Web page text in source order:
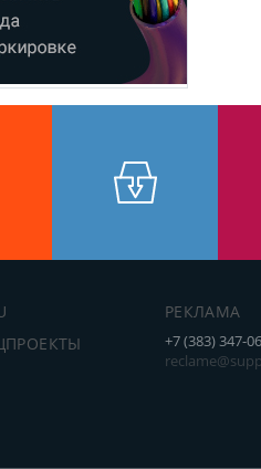
РЕКЛАМА
+7 (383) 347-